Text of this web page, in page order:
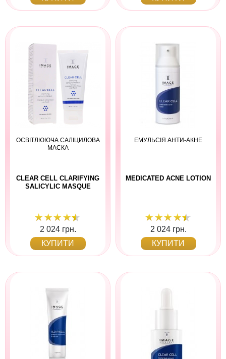
ОСВІТЛЮЮЧА САЛІЦИЛОВА
МАСКА
CLEAR CELL CLARIFYING
SALICYLIC MASQUE
2 024 грн.
КУПИТИ
ЕМУЛЬСІЯ АНТИ-АКНЕ
MEDICATED ACNE LOTION
2 024 грн.
КУПИТИ